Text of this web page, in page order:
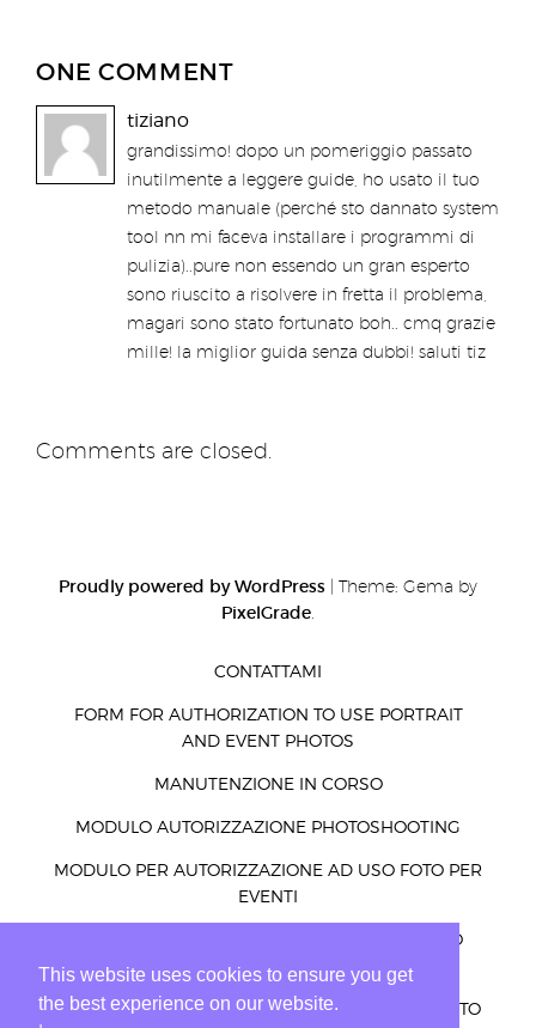
ONE COMMENT
tiziano
grandissimo! dopo un pomeriggio passato
inutilmente a leggere guide, ho usato il tuo
metodo manuale (perché sto dannato system
tool nn mi faceva installare i programmi di
pulizia)..pure non essendo un gran esperto
sono riuscito a risolvere in fretta il problema,
magari sono stato fortunato boh.. cmq grazie
mille! la miglior guida senza dubbi! saluti tiz
Comments are closed.
Proudly powered by WordPress Theme: Gema by
PixelGrade
CONTATTAMI
FORM FOR AUTHORIZATION TO USE PORTRAIT
AND EVENT PHOTOS
MANUTENZIONE IN CORSO
MODULO AUTORIZZAZIONE PHOTOSHOOTING
MODULO PER AUTORIZZAZIONE AD USO FOTO PER
EVENTI
MODULO PER AUTORIZZAZIONE AD USO FOTO
RITRATTI ED EVENTI
PRIVACY – COOKIES – LEGGE E ALTRO PER UN SITO
This website uses cookies to ensure you get
the best experience on our website.